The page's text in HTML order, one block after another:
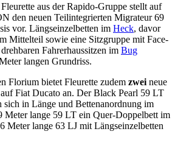
aus der Rapido-Gruppe stellt auf
den neuen Teilintegrierten Migrateur 69
vor. Längseinzelbetten im Heck, davor
Mittelteil sowie eine Sitzgruppe mit Face-
Fahrerhaussitzen im Bug
langen Grundriss.
Florium bietet Fleurette zudem zwei neue
Fiat Ducato an. Der Black Pearl 59 LT
sich in Länge und Bettenanordnung im
Meter lange 59 LT ein Quer-Doppelbett im
Meter lange 63 LJ mit Längseinzelbetten